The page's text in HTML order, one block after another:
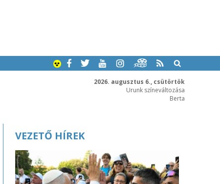
2026. augusztus 6., csütörtök
Urunk színeváltozása
Berta
VEZETŐ HÍREK